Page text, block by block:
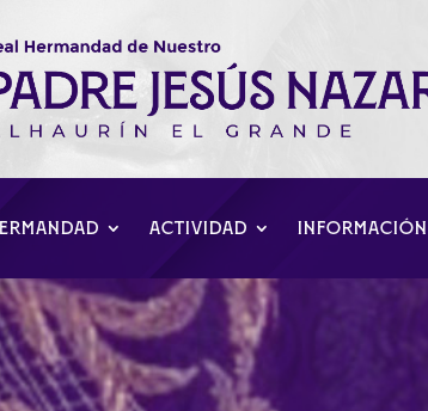
ACTIVIDAD INFORMACIÓN
de trono